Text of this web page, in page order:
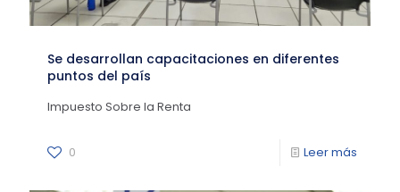
Se desarrollan capacitaciones en diferentes
puntos del país
Impuesto Sobre la Renta
0 Leer más